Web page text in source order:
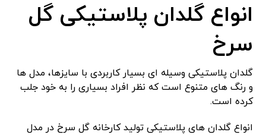
انواع گلدان پلاستیکی گل
سرخ
گلدان پلاستیکی وسیله ای بسیار کاربردی با سایزها، مدل ها
و رنگ های متنوع است که نظر افراد بسیاری را به خود جلب
کرده است.
انواع گلدان های پلاستیکی تولید کارخانه گل سرخ در مدل